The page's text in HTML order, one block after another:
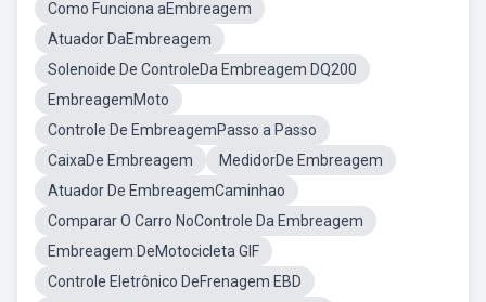
Como Funciona aEmbreagem
Atuador DaEmbreagem
Solenoide De ControleDa Embreagem DQ200
EmbreagemMoto
Controle De EmbreagemPasso a Passo
CaixaDe Embreagem
MedidorDe Embreagem
Atuador De EmbreagemCaminhao
Comparar O Carro NoControle Da Embreagem
Embreagem DeMotocicleta GIF
Controle Eletrônico DeFrenagem EBD